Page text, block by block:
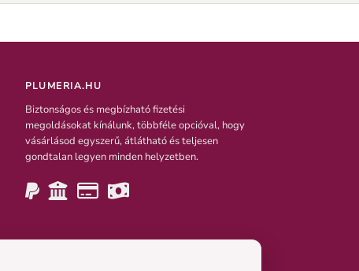
PLUMERIA.HU
Biztonságos és megbízható fizetési
megoldásokat kínálunk, többféle opcióval, hogy
vásárlásod egyszerű, átlátható és teljesen
gondtalan legyen minden helyzetben.